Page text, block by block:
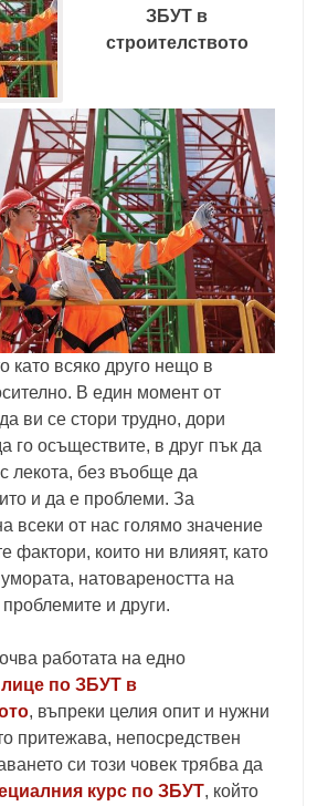
ЗБУТ в
строителството
всяко друго нещо в
В един момент от
ви се стори трудно, дори
го осъществите, в друг пък да
лекота, без въобще да
и да е проблеми. За
всеки от нас голямо значение
фактори, които ни влияят, като
натовареността на
и други.
работата на едно
по ЗБУТ в
, въпреки целия опит и нужни
притежава, непосредствен
си този човек трябва да
курс по ЗБУТ, който